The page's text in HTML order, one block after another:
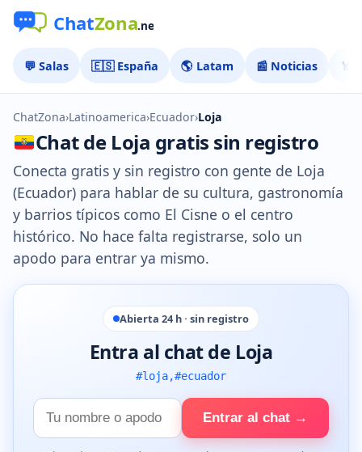
💬 Salas 🇪🇸 España 🌎 Latam 📰 Noticias 🏅
ChatZona›Latinoamerica›Ecuador›Loja
Chat de Loja gratis sin registro
Conecta gratis y sin registro con gente de Loja
(Ecuador) para hablar de su cultura, gastronomía
y barrios típicos como El Cisne o el centro
histórico. No hace falta registrarse, solo un
apodo para entrar ya mismo.
Abierta 24 h · sin registro
Entra al chat de Loja
#loja,#ecuador
Tu
nombre
Entrar al chat →